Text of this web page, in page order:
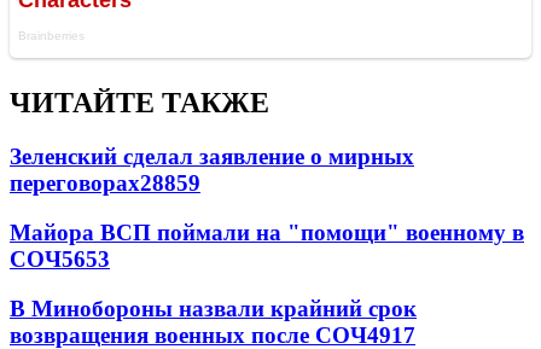
ЧИТАЙТЕ ТАКЖЕ
Зеленский сделал заявление о мирных
переговорах28859
Майора ВСП поймали на "помощи" военному в
СОЧ5653
В Минобороны назвали крайний срок
возвращения военных после СОЧ4917